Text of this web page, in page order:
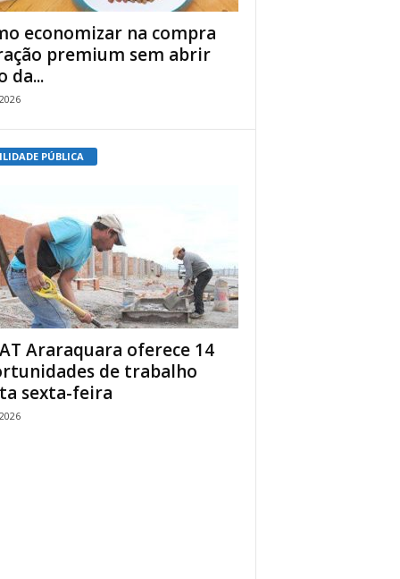
economizar na compra
premium sem abrir
da...
PÚBLICA
Araraquara oferece 14
de trabalho
sexta-feira